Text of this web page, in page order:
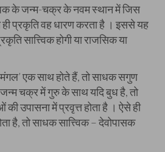
के जन्म-चक्र के नवम स्थान में जिस
ही प्रकृति वह धारण करता है । इससे यह
सात्त्विक होगी या राजसिक या
एक साथ होते हैं, तो साधक सगुण
जन्म चक्र में गुरु के साथ यदि बुध है, तो
उपासना में प्रवृत्त होता है । ऐसे ही
है, तो साधक सात्त्विक – देवोपासक